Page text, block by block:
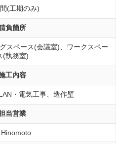
(工期のみ)
負箇所
スペース(会議室)、ワークスペー
(執務室)
工内容
・電気工事、造作壁
当営業
Hinomoto